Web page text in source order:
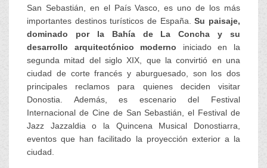
San Sebastián, en el País Vasco, es uno de los más
importantes destinos turísticos de España.Su paisaje,
dominado por la Bahía de La Concha y su
desarrollo arquitectónico moderno iniciado en la
segunda mitad del siglo XIX, que la convirtió en una
ciudad de corte francés y aburguesado, son los dos
principales reclamos para quienes deciden visitar
Donostia. Además, es escenario del Festival
Internacional de Cine de San Sebastián, el Festival de
Jazz Jazzaldia o la Quincena Musical Donostiarra,
eventos que han facilitado la proyección exterior a la
ciudad.